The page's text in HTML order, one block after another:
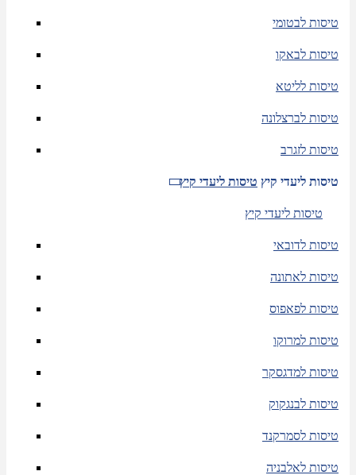
טיסות לבטומי
טיסות לבאקו
טיסות לליטא
טיסות לברצלונה
טיסות לזגרב
טיסות ליעדי קיץ טיסות ליעדי קיץ
טיסות ליעדי קיץ
טיסות לדובאי
טיסות לאתונה
טיסות לפאפוס
טיסות למרוקו
טיסות למדגסקר
טיסות לבנגקוק
טיסות לסמרקנד
טיסות לאלבניה